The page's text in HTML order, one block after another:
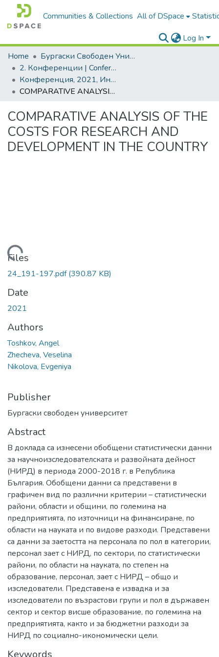
Communities & Collections All of DSpace
Log In
Home
Бургаски Свободен Университет | Burgas Free University
2. Конференции | Conferences
Конференция, 2021, Интелигентната специализация в десетилетието на свъразността и автоматизацията
COMPARATIVE ANALYSIS OF THE COSTS FOR RESEARCH AND DEVELOPMENT IN THE COUNTRY
COMPARATIVE ANALYSIS OF THE
COSTS FOR RESEARCH AND
DEVELOPMENT IN THE COUNTRY
Loading...
Files
24_191-197.pdf(390.87 KB)
Date
2021
Authors
Toshkov, Angel
Zhecheva, Veselina
Nikolova, Evgeniya
Publisher
Бургаски свободен университет
Abstract
В доклада са изнесени обобщени статистически данни
за научноизследователската и развойната дейност
(НИРД) в периода 2000-2018 г. в Република
България. Обобщени данни са представени в
графичен вид по различни критерии – статистически
райони, области и общини, по големина на
предприятията, по източници на финансиране, по
области на науката и по видове разходи. Представени
са данни за заетостта на персонала по пол в категории,
персонал зает с НИРД, по сектори, по статистически
райони, по области на науката, по степен на
образование, персонал, зает с НИРД – общо и
изследователи. Представена е извадка и за
изследователи по възрастови групи и пол в държавен
сектор и сектор висше образование, по големина на
предприятията, както и за бюджетни разходи за
НИРД по социално-икономически цели.
Keywords